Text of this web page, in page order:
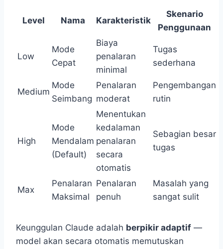
Level Nama Karakteristik
Skenario
Penggunaan
Low
Mode
Cepat
Biaya
penalaran
minimal
Tugas
sederhana
Medium
Mode
Seimbang
Penalaran
moderat
Pengembangan
rutin
High
Mode
Mendalam
(Default)
Menentukan
kedalaman
penalaran
secara
otomatis
Sebagian besar
tugas
Max
Penalaran
Maksimal
Penalaran
penuh
Masalah yang
sangat sulit
Keunggulan Claude adalah berpikir adaptif —
model akan secara otomatis memutuskan